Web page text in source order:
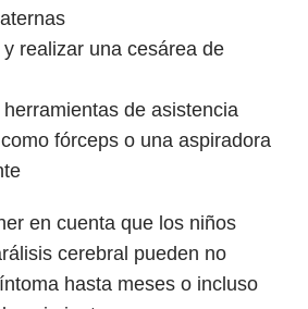
realizar una cesárea de
de asistencia
fórceps o una aspiradora
en cuenta que los niños
cerebral pueden no
hasta meses o incluso